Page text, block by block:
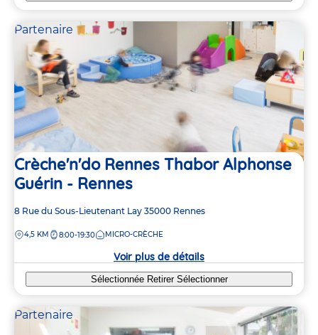
Partenaire
Crèche'n'do Rennes Thabor Alphonse
Guérin - Rennes
Adresse
la
8 Rue du Sous-Lieutenant Lay 35000 Rennes
DISTANCE
4,5 KM 8:00-19:30 MICRO-CRÈCHE
Voir plus de détails
Sélectionnée Retirer Sélectionner
Partenaire